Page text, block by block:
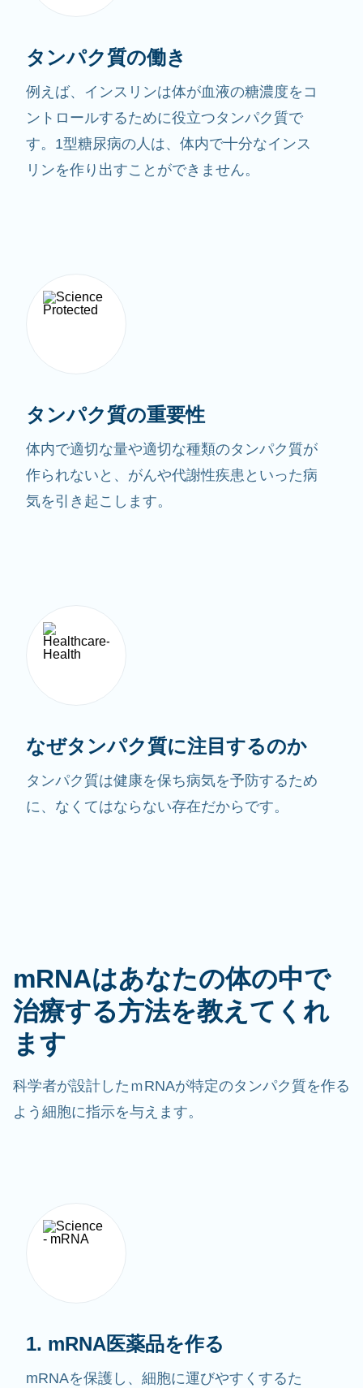
タンパク質の働き
例えば、インスリンは体が血液の糖濃度をコ
ントロールするために役立つタンパク質で
す。1型糖尿病の人は、体内で十分なインス
リンを作り出すことができません。
タンパク質の重要性
体内で適切な量や適切な種類のタンパク質が
作られないと、がんや代謝性疾患といった病
気を引き起こします。
なぜタンパク質に注目するのか
タンパク質は健康を保ち病気を予防するため
に、なくてはならない存在だからです。
mRNAはあなたの体の中で
治療する方法を教えてくれ
ます
科学者が設計したｍRNAが特定のタンパク質を作る
よう細胞に指示を与えます。
1. mRNA医薬品を作る
mRNAを保護し、細胞に運びやすくするた